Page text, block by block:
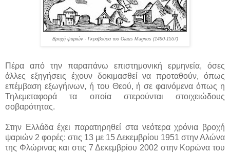
Βροχή ψαριών - Γκραβούρα του Olaus Magnus (1490-1557)
Πέρα από την παραπάνω επιστημονική ερμηνεία, όσες
άλλες εξηγήσεις έχουν δοκιμασθεί να προταθούν, όπως
επέμβαση εξωγήινων, ή του Θεού, ή σε φαινόμενα όπως η
Τηλεμεταφορά τα οποία στερούνται στοιχειώδους
σοβαρότητας.
Στην Ελλάδα έχει παρατηρηθεί στα νεότερα χρόνια βροχή
ψαριών 2 φορές: στις 13 με 15 Δεκεμβρίου 1951 στην Αλώνα
της Φλώρινας και στις 7 Δεκεμβρίου 2002 στην Κορώνα του